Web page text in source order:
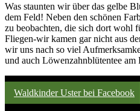
Was staunten wir über das gelbe
dem Feld! Neben den schönen
zu beobachten, die sich dort wohl
Fliegen-wir kamen gar nicht aus
wir uns nach so viel
und auch Löwenzahnblütentee
Waldkinder Uster bei Facebook